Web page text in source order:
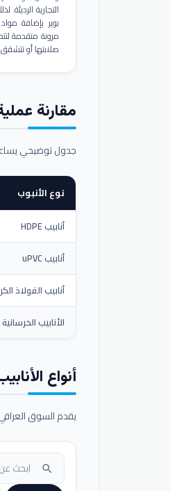
التجارية
بوير بإضافة
مرونة متقدمة
صلابتها أو تتشقق.
مقارنة
جدول توضيحي
نوع الأنبوب
أنابيب HDPE
أنابيب uPVC
أنابيب الفولاذ
الأنابيب الخرسانية
أنواع
يقدم السوق
search